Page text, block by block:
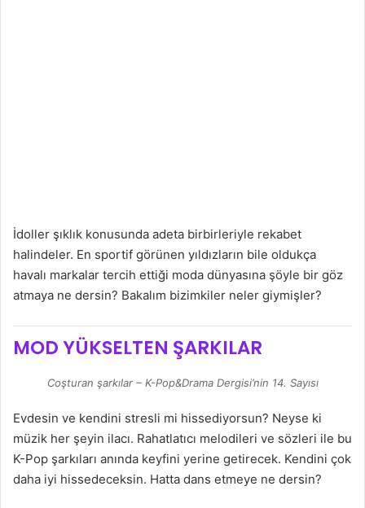
İdoller şıklık konusunda adeta birbirleriyle rekabet
halindeler. En sportif görünen yıldızların bile oldukça
havalı markalar tercih ettiği moda dünyasına şöyle bir göz
atmaya ne dersin? Bakalım bizimkiler neler giymişler?
MOD YÜKSELTEN ŞARKILAR
Coşturan şarkılar – K-Pop&Drama Dergisi’nin 14. Sayısı
Evdesin ve kendini stresli mi hissediyorsun? Neyse ki
müzik her şeyin ilacı. Rahatlatıcı melodileri ve sözleri ile bu
K-Pop şarkıları anında keyfini yerine getirecek. Kendini çok
daha iyi hissedeceksin. Hatta dans etmeye ne dersin?